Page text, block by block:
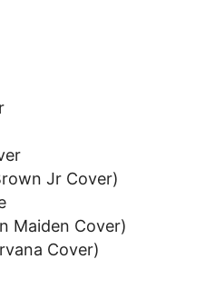
Jr Cover)
Maiden Cover)
Cover)